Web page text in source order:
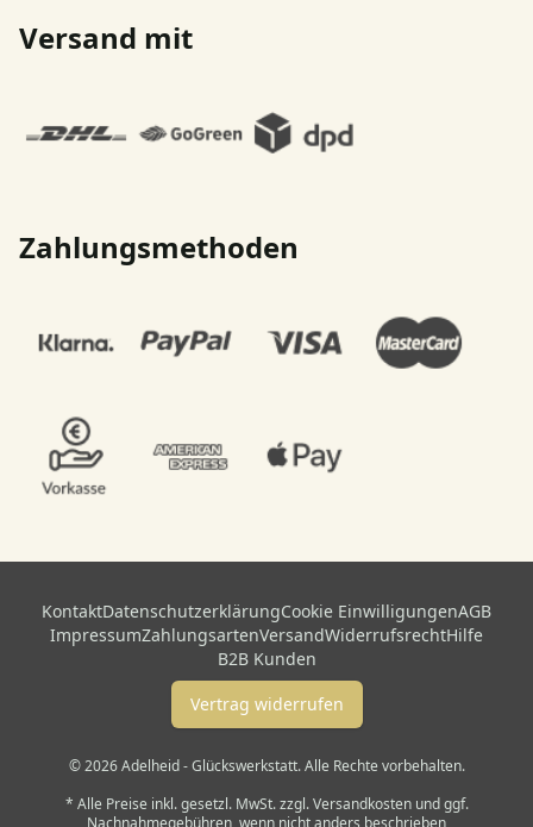
Versand mit
Zahlungsmethoden
KontaktDatenschutzerklärungCookie EinwilligungenAGB
ImpressumZahlungsartenVersandWiderrufsrechtHilfe
B2B Kunden
Vertrag widerrufen
© 2026 Adelheid - Glückswerkstatt. Alle Rechte vorbehalten.
* Alle Preise inkl. gesetzl. MwSt. zzgl. Versandkosten und ggf.